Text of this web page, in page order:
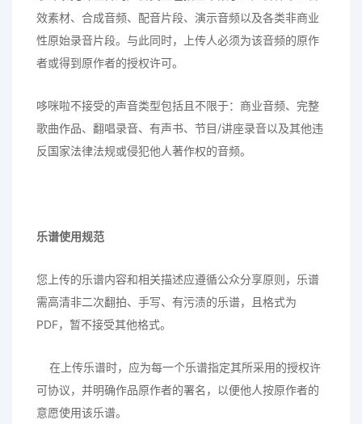
效素材、合成音频、配音片段、演示音频以及各类非商业
性原始录音片段。与此同时，上传人必须为该音频的原作
者或得到原作者的授权许可。
哆咪啦不接受的声音类型包括且不限于：商业音频、完整
歌曲作品、翻唱录音、有声书、节目/讲座录音以及其他违
反国家法律法规或侵犯他人著作权的音频。
乐谱使用规范
您上传的乐谱内容和相关描述应遵循公众分享原则，乐谱
需高清非二次翻拍、手写、有污渍的乐谱，且格式为
PDF，暂不接受其他格式。
在上传乐谱时，应为每一个乐谱指定其所采用的授权许
可协议，并明确作品原作者的署名，以便他人按原作者的
意愿使用该乐谱。